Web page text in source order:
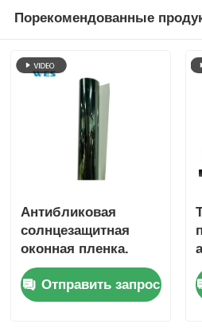
Порекомендованные
Антибликовая
солнцезащитная
оконная пленка.
Ударопрочность.
Безопасность для
кожи. Защита
Отправить запрос